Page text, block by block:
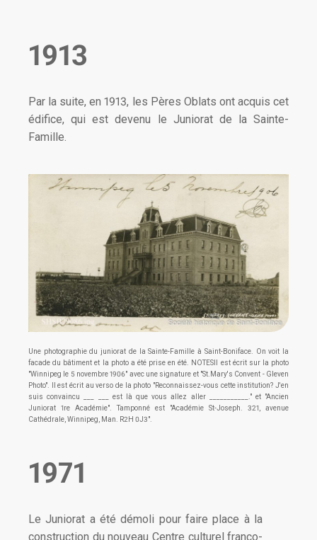
1913
Par la suite, en 1913, les Pères Oblats ont acquis cet
édifice, qui est devenu le Juniorat de la Sainte-
Famille.
Une photographie du juniorat de la Sainte-Famille à Saint-Boniface. On voit la
facade du bâtiment et la photo a été prise en été. NOTESIl est écrit sur la photo
"Winnipeg le 5 novembre 1906" avec une signature et "St.Mary's Convent - Gleven
Photo". Il est écrit au verso de la photo "Reconnaissez-vous cette institution? J'en
suis convaincu ___ ___ est là que vous allez aller ___________." et "Ancien
Juniorat 1re Académie". Tamponné est "Académie St-Joseph. 321, avenue
Cathédrale, Winnipeg, Man. R2H 0J3".
1971
Le Juniorat a été démoli pour faire place à la
construction du nouveau Centre culturel franco-